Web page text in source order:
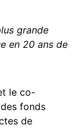
grande
en 20 ans de
le co-
des fonds
de